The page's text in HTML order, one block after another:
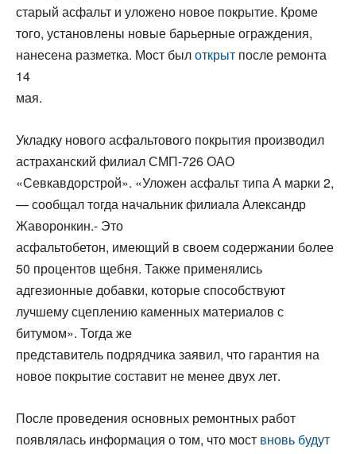
старый асфальт и уложено новое покрытие. Кроме
того, установлены новые барьерные ограждения,
нанесена разметка. Мост былоткрыт после ремонта
14
мая.
Укладку нового асфальтового покрытия производил
астраханский филиал СМП-726 ОАО
«Севкавдорстрой». «Уложен асфальт типа А марки 2,
— сообщал тогда начальник филиала Александр
Жаворонкин.- Это
асфальтобетон, имеющий в своем содержании более
50 процентов щебня. Также применялись
адгезионные добавки, которые способствуют
лучшему сцеплению каменных материалов с
битумом». Тогда же
представитель подрядчика заявил, что гарантия на
новое покрытие составит не менее двух лет.
После проведения основных ремонтных работ
появлялась информация о том, что мост вновь будут